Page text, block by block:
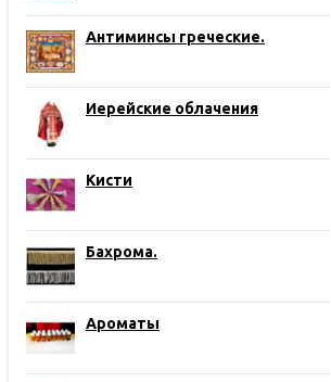
Антиминсы греческие.
Иерейские облачения
Кисти
Бахрома.
Ароматы